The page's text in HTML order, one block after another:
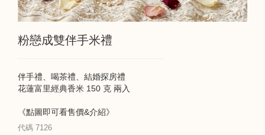
粉戀成雙伴手米禮
伴手禮、喝茶禮、結婚探房禮
花蓮富里經典香米 150 克 兩入
《點圖即可看售價&介紹》
代碼 7126